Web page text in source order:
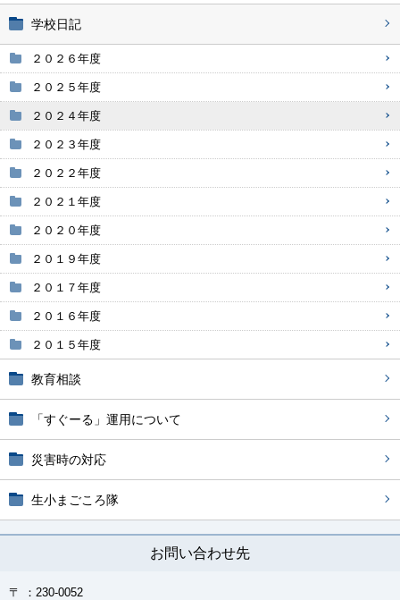
学校日記
２０２６年度
２０２５年度
２０２４年度
２０２３年度
２０２２年度
２０２１年度
２０２０年度
２０１９年度
２０１７年度
２０１６年度
２０１５年度
教育相談
「すぐーる」運用について
災害時の対応
生小まごころ隊
お問い合わせ先
〒 ：230-0052